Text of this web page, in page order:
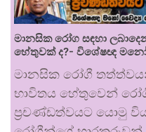
මානසික රෝග සඳහා
හේතුවක් ද?- විශේෂඥ
මානසික රෝගී
භාවිතය හේතුවෙන්
ප්‍රචණ්ඩත්වයට යොමු